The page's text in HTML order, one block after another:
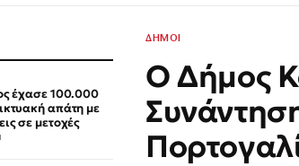
έχασε 100.000
απάτη με
σε μετοχές
ΔΗΜΟΙ
Ο Δήμος